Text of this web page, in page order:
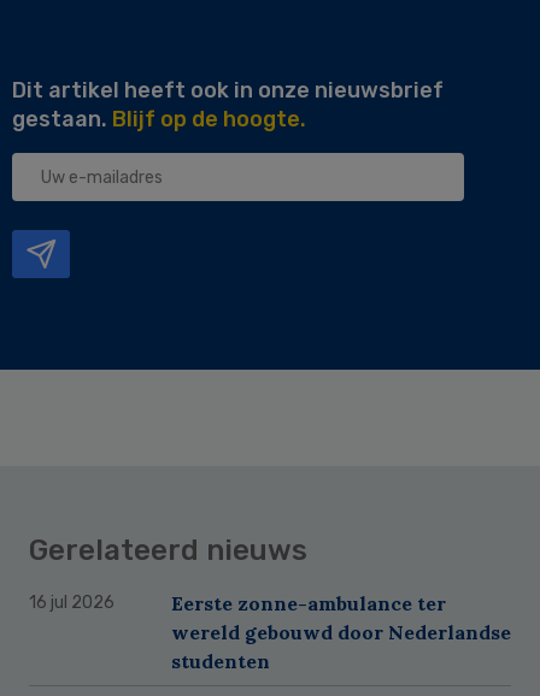
Dit artikel heeft ook in onze nieuwsbrief
gestaan. Blijf op de hoogte.
Uw
Gerelateerd nieuws
16 jul 2026
Eerste zonne-ambulance ter
wereld gebouwd door Nederlandse
studenten